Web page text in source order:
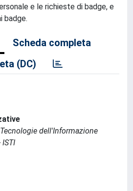
e le richieste di badge, e
badge.
Scheda completa
(DC)
dell'Informazione
ISTI